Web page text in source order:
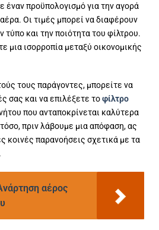
έναν προϋπολογισμό για την αγορά
Οι τιμές μπορεί να διαφέρουν
τύπο και την ποιότητα του φίλτρου.
μια ισορροπία μεταξύ οικονομικής
τους παράγοντες, μπορείτε να
σας και να επιλέξετε τοφίλτρο
που ανταποκρίνεται καλύτερα
πριν λάβουμε μια απόφαση, ας
κοινές παρανοήσεις σχετικά με τα
αέρος